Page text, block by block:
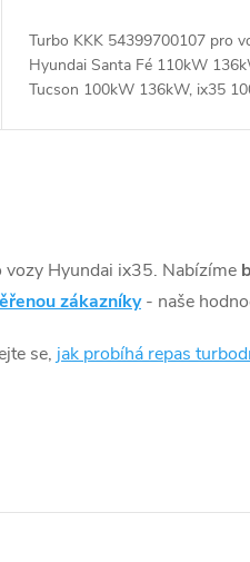
Turbo KKK 54399700107 pro
Hyundai Santa Fé 110kW
Tucson 100kW 136kW, ix35
135W, Kia Sorento 110kW,
vozy Hyundai ix35. Nabízíme
zákazníky- naše
se, jak probíhá repas